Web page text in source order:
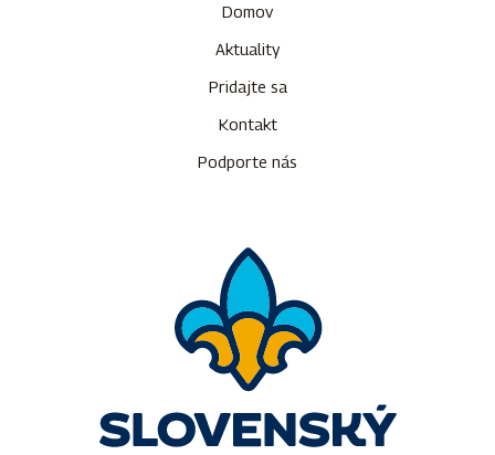
Domov
Aktuality
Pridajte sa
Kontakt
Podporte nás